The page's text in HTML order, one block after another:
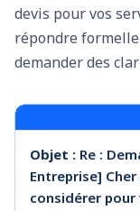
devis pour vos
répondre
demander des
Objet : Re :
Entreprise]
considérer